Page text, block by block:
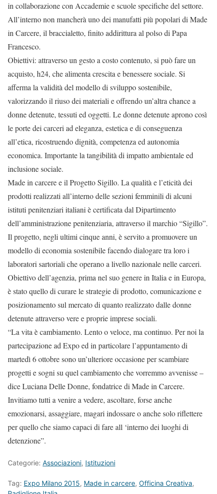
in collaborazione con Accademie e scuole specifiche del settore.
All’interno non mancherà uno dei manufatti più popolari di Made
in Carcere, il braccialetto, finito addirittura al polso di Papa
Francesco.
Obiettivi: attraverso un gesto a costo contenuto, si può fare un
acquisto, h24, che alimenta crescita e benessere sociale. Si
afferma la validità del modello di sviluppo sostenibile,
valorizzando il riuso dei materiali e offrendo un’altra chance a
donne detenute, tessuti ed oggetti. Le donne detenute aprono così
le porte dei carceri ad eleganza, estetica e di conseguenza
all’etica, ricostruendo dignità, competenza ed autonomia
economica. Importante la tangibilità di impatto ambientale ed
inclusione sociale.
Made in carcere e il Progetto Sigillo. La qualità e l’eticità dei
prodotti realizzati all’interno delle sezioni femminili di alcuni
istituti penitenziari italiani è certificata dal Dipartimento
dell’amministrazione penitenziaria, attraverso il marchio “Sigillo”.
Il progetto, negli ultimi cinque anni, è servito a promuovere un
modello di economia sostenibile facendo dialogare tra loro i
laboratori sartoriali che operano a livello nazionale nelle carceri.
Obiettivo dell’agenzia, prima nel suo genere in Italia e in Europa,
è stato quello di curare le strategie di prodotto, comunicazione e
posizionamento sul mercato di quanto realizzato dalle donne
detenute attraverso vere e proprie imprese sociali.
“La vita è cambiamento. Lento o veloce, ma continuo. Per noi la
partecipazione ad Expo ed in particolare l’appuntamento di
martedì 6 ottobre sono un’ulteriore occasione per scambiare
progetti e sogni su quel cambiamento che vorremmo avvenisse –
dice Luciana Delle Donne, fondatrice di Made in Carcere.
Invitiamo tutti a venire a vedere, ascoltare, forse anche
emozionarsi, assaggiare, magari indossare o anche solo riflettere
per quello che siamo capaci di fare all ‘interno dei luoghi di
detenzione”.
Categorie: Associazioni, Istituzioni
Tag: Expo Milano 2015, Made in carcere, Officina Creativa,